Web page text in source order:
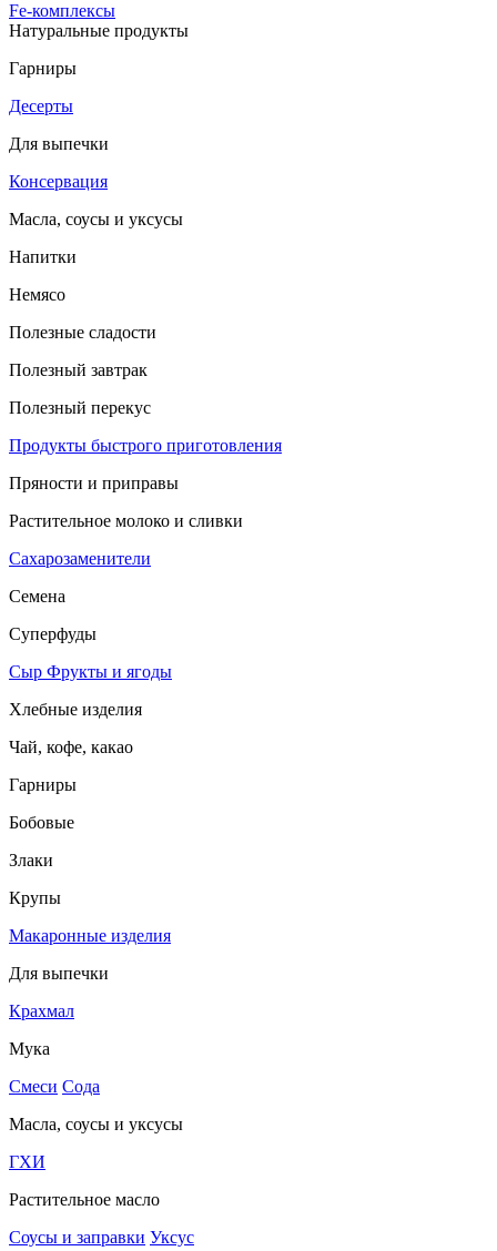
Fe-комплексы
Натуральные продукты
Гарниры
Десерты
Для выпечки
Консервация
Масла, соусы и уксусы
Напитки
Немясо
Полезные сладости
Полезный завтрак
Полезный перекус
Продукты быстрого приготовления
Пряности и приправы
Растительное молоко и сливки
Сахарозаменители
Семена
Суперфуды
Сыр Фрукты и ягоды
Хлебные изделия
Чай, кофе, какао
Гарниры
Бобовые
Злаки
Крупы
Макаронные изделия
Для выпечки
Крахмал
Мука
Смеси Сода
Масла, соусы и уксусы
ГХИ
Растительное масло
Соусы и заправки Уксус